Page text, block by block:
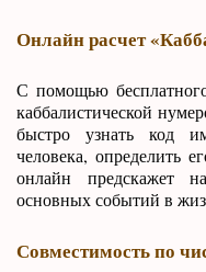
Онлайн расчет
С помощью
каббалистической
быстро узнать код
человека, определить
онлайн предскажет
основных событий в
Совместимость по